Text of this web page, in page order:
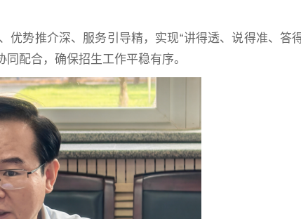
势推介深、服务引导精，实现“讲得透、说得准、答
配合，确保招生工作平稳有序。